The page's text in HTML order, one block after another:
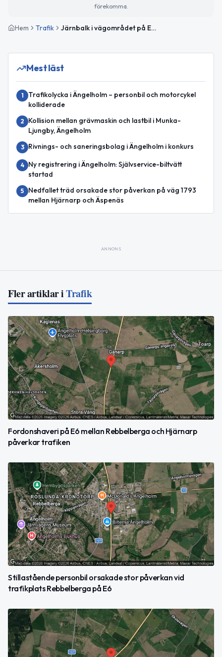
förekomma.
Hem Trafik Järnbalk i vägområdet på E6 mellan Rebbelberga och Höja – stor påverkan mot Malmö
Mest läst
1
Trafikolycka i Ängelholm – personbil och motorcykel
kolliderade
2
Kollision mellan grävmaskin och lastbil i Munka-
Ljungby, Ängelholm
3 Rivnings- och saneringsbolag i Ängelholm i konkurs
4
Ny registrering i Ängelholm: Självservice-biltvätt
startad
5
Nedfallet träd orsakade stor påverkan på väg 1793
mellan Hjärnarp och Äspenäs
ANNONS
Fler artiklar iTrafik
Fordonshaveri på E6 mellan Rebbelberga och Hjärnarp
påverkar trafiken
Stillastående personbil orsakade stor påverkan vid
trafikplats Rebbelberga på E6